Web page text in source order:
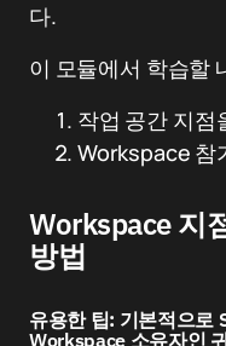
다.
이 모듈에서 학습할
작업 공간 지점
Workspace 참
Workspace 지
방법
유용한 팁: 기본적으로
Workspace 소유자인